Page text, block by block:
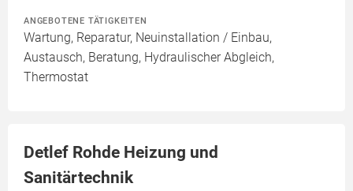
ANGEBOTENE TÄTIGKEITEN
Wartung, Reparatur, Neuinstallation / Einbau,
Austausch, Beratung, Hydraulischer Abgleich,
Thermostat
Detlef Rohde Heizung und
Sanitärtechnik